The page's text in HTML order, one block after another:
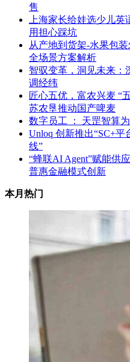
售
上海家长给娃选少儿
用担心踩坑
从产地到货架-水果包
全场景方案解析
智驭变革，洞见未来：
调经纬
匠心五优，富农兴麦 “
苏农垦推动国产啤麦
数字员工 ： 天罡智算
Unloq 创新推出“SC+平
线”
“蜂联AI Agent”赋能供
普惠金融模式创新
本月热门